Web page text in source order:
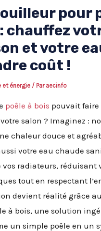
pour
chauffez
et votre
coût !
et énergie / Par aecinfo
poêle à bois pouvait
salon ? Imaginez :
chaleur douce et
votre eau chaude
radiateurs, réduisant
tout en respectant
devient réalité grâce
à bois, une solution
un simple poêle en un